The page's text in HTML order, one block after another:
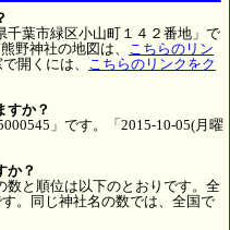
千葉市緑区小山町１４２番地」で
野神社の地図は、 こちらのリン
開くには、 こちらのリンクをク
すか？
」です。「2015-10-05(月曜
か？
数と順位は以下のとおりです。全
。同じ神社名の数では、全国で